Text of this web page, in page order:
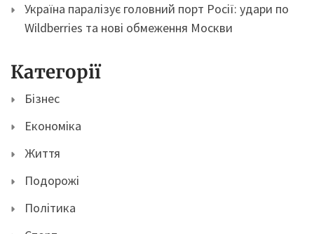
Україна паралізує головний порт Росії: удари по
Wildberries та нові обмеження Москви
Категорії
Бізнес
Економіка
Життя
Подорожі
Політика